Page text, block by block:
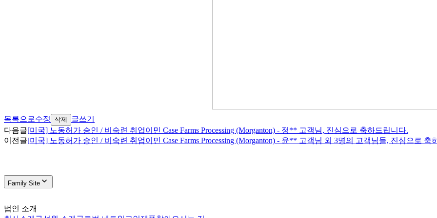
목록으로수정 삭제
글쓰기
다음글[미국] 노동허가 승인 / 비숙련 취업이민 Case Farms Processing (Morganton) - 정** 고객님, 진심으로 축하드립니다.
이전글[미국] 노동허가 승인 / 비숙련 취업이민 Case Farms Processing (Morganton) - 윤** 고객님 외 3명의 고객님들, 진심으로 축
Family Site
법인 소개